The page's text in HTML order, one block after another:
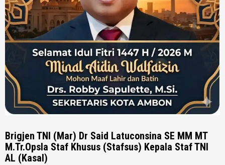
Brigjen TNI (Mar) Dr Said Latuconsina SE MM MT
M.Tr.Opsla Staf Khusus (Stafsus) Kepala Staf TNI
AL (Kasal)